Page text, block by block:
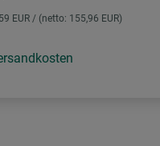
EUR / (netto: 155,96 EUR)